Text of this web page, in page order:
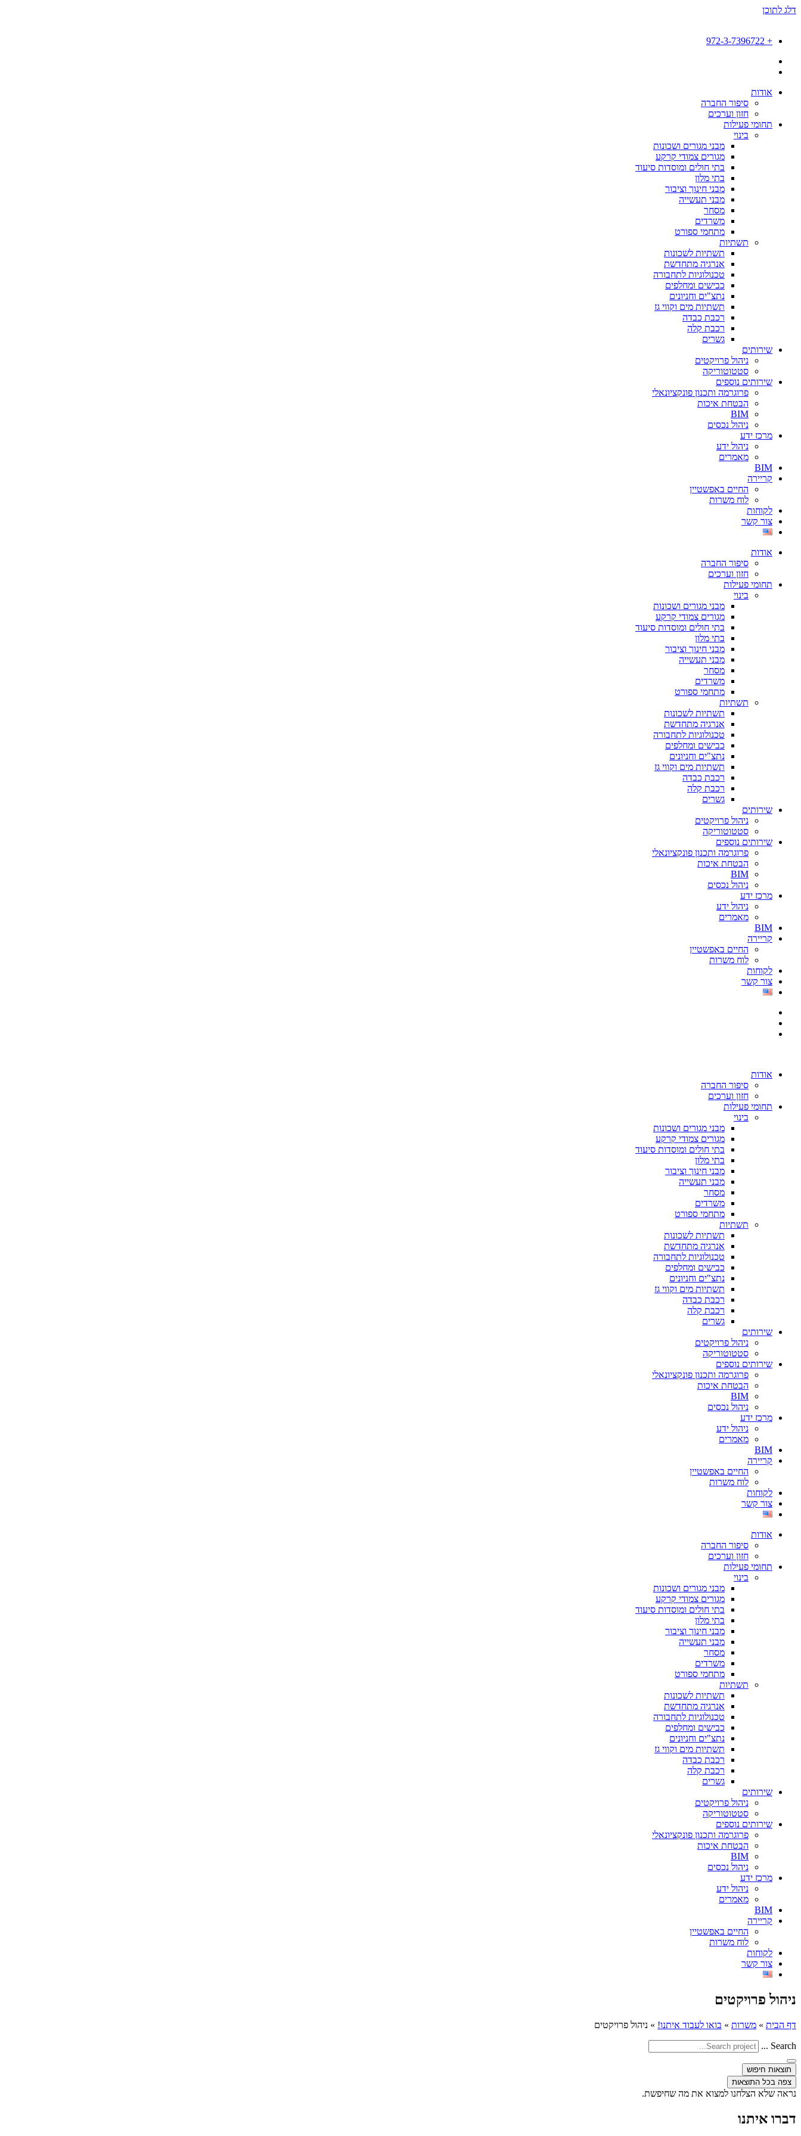
דלג לתוכן
+ 972-3-7396722
אודות
סיפור החברה
חזון וערכים
תחומי פעילות
בינוי
מבני מגורים ושכונות
מגורים צמודי קרקע
בתי חולים ומוסדות סיעוד
בתי מלון
מבני חינוך וציבור
מבני תעשייה
מסחר
משרדים
מתחמי ספורט
תשתיות
תשתיות לשכונות
אנרגיה מתחדשת
טכנולוגיות לתחבורה
כבישים ומחלפים
נתצ"ים וחניונים
תשתיות מים וקווי גז
רכבת כבדה
רכבת קלה
גשרים
שירותים
ניהול פרויקטים
סטטוטוריקה
שירותים נוספים
פרוגרמה ותכנון פונקציונאלי
הבטחת איכות
BIM
ניהול נכסים
מרכז ידע
ניהול ידע
מאמרים
BIM
קריירה
החיים באפשטיין
לוח משרות
לקוחות
צור קשר
אודות
סיפור החברה
חזון וערכים
תחומי פעילות
בינוי
מבני מגורים ושכונות
מגורים צמודי קרקע
בתי חולים ומוסדות סיעוד
בתי מלון
מבני חינוך וציבור
מבני תעשייה
מסחר
משרדים
מתחמי ספורט
תשתיות
תשתיות לשכונות
אנרגיה מתחדשת
טכנולוגיות לתחבורה
כבישים ומחלפים
נתצ"ים וחניונים
תשתיות מים וקווי גז
רכבת כבדה
רכבת קלה
גשרים
שירותים
ניהול פרויקטים
סטטוטוריקה
שירותים נוספים
פרוגרמה ותכנון פונקציונאלי
הבטחת איכות
BIM
ניהול נכסים
מרכז ידע
ניהול ידע
מאמרים
BIM
קריירה
החיים באפשטיין
לוח משרות
לקוחות
צור קשר
אודות
סיפור החברה
חזון וערכים
תחומי פעילות
בינוי
מבני מגורים ושכונות
מגורים צמודי קרקע
בתי חולים ומוסדות סיעוד
בתי מלון
מבני חינוך וציבור
מבני תעשייה
מסחר
משרדים
מתחמי ספורט
תשתיות
תשתיות לשכונות
אנרגיה מתחדשת
טכנולוגיות לתחבורה
כבישים ומחלפים
נתצ"ים וחניונים
תשתיות מים וקווי גז
רכבת כבדה
רכבת קלה
גשרים
שירותים
ניהול פרויקטים
סטטוטוריקה
שירותים נוספים
פרוגרמה ותכנון פונקציונאלי
הבטחת איכות
BIM
ניהול נכסים
מרכז ידע
ניהול ידע
מאמרים
BIM
קריירה
החיים באפשטיין
לוח משרות
לקוחות
צור קשר
אודות
סיפור החברה
חזון וערכים
תחומי פעילות
בינוי
מבני מגורים ושכונות
מגורים צמודי קרקע
בתי חולים ומוסדות סיעוד
בתי מלון
מבני חינוך וציבור
מבני תעשייה
מסחר
משרדים
מתחמי ספורט
תשתיות
תשתיות לשכונות
אנרגיה מתחדשת
טכנולוגיות לתחבורה
כבישים ומחלפים
נתצ"ים וחניונים
תשתיות מים וקווי גז
רכבת כבדה
רכבת קלה
גשרים
שירותים
ניהול פרויקטים
סטטוטוריקה
שירותים נוספים
פרוגרמה ותכנון פונקציונאלי
הבטחת איכות
BIM
ניהול נכסים
מרכז ידע
ניהול ידע
מאמרים
BIM
קריירה
החיים באפשטיין
לוח משרות
לקוחות
צור קשר
ניהול פרויקטים
דף הבית » משרות » בואו לעבוד איתנו! » ניהול פרויקטים
Search ...
תוצאות חיפוש
צפה בכל התוצאות
נראה שלא הצלחנו למצוא את מה שחיפשת.
דברו איתנו